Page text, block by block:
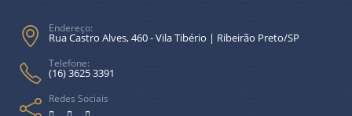
Endereço:
Rua Castro Alves, 460 - Vila Tibério | Ribeirão Preto/SP
Telefone:
(16) 3625 3391
Redes Sociais